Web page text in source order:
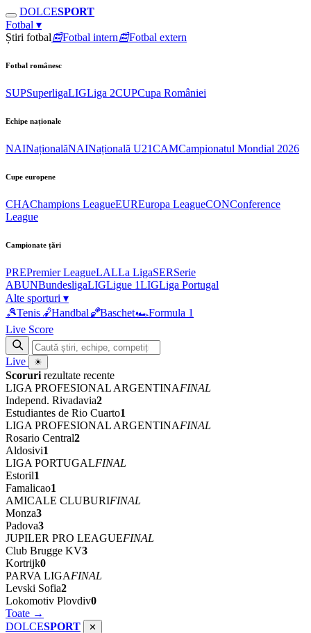
DOLCESPORT
Fotbal ▾
Știri fotbal📰Fotbal intern📰Fotbal extern
Fotbal românesc
SUPSuperligaLIGLiga 2CUPCupa României
Echipe naționale
NAINaționalăNAINațională U21CAMCampionatul Mondial 2026
Cupe europene
CHAChampions LeagueEUREuropa LeagueCONConference
League
Campionate țări
PREPremier LeagueLALLa LigaSERSerie
ABUNBundesligaLIGLigue 1LIGLiga Portugal
Alte sporturi ▾
🎾Tenis 🤾Handbal🏀Baschet🏎Formula 1
Live Score
Live ☀
Scoruri rezultate recente
LIGA PROFESIONAL ARGENTINAFINAL
Independ. Rivadavia2
Estudiantes de Rio Cuarto1
LIGA PROFESIONAL ARGENTINAFINAL
Rosario Central2
Aldosivi1
LIGA PORTUGALFINAL
Estoril1
Famalicao1
AMICALE CLUBURIFINAL
Monza3
Padova3
JUPILER PRO LEAGUEFINAL
Club Brugge KV3
Kortrijk0
PARVA LIGAFINAL
Levski Sofia2
Lokomotiv Plovdiv0
Toate →
DOLCESPORT ✕